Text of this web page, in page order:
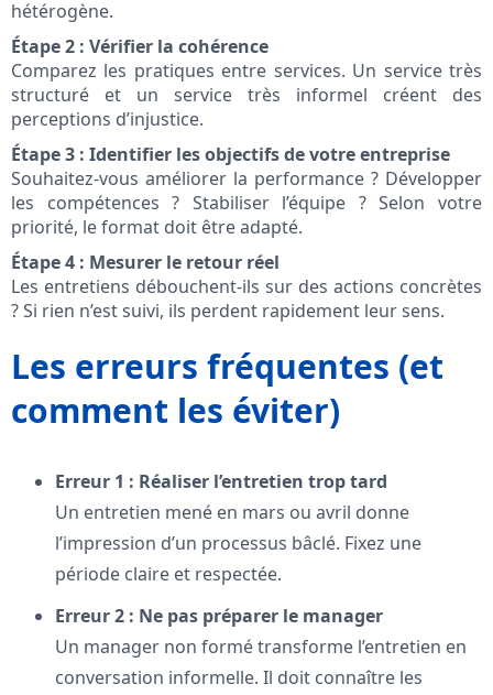
hétérogène.
Étape 2 : Vérifier la cohérence
Comparez les pratiques entre services. Un service très
structuré et un service très informel créent des
perceptions d’injustice.
Étape 3 : Identifier les objectifs de votre entreprise
Souhaitez-vous améliorer la performance ? Développer
les compétences ? Stabiliser l’équipe ? Selon votre
priorité, le format doit être adapté.
Étape 4 : Mesurer le retour réel
Les entretiens débouchent-ils sur des actions concrètes
? Si rien n’est suivi, ils perdent rapidement leur sens.
Les erreurs fréquentes (et
comment les éviter)
Erreur 1 : Réaliser l’entretien trop tard
Un entretien mené en mars ou avril donne
l’impression d’un processus bâclé. Fixez une
période claire et respectée.
Erreur 2 : Ne pas préparer le manager
Un manager non formé transforme l’entretien en
conversation informelle. Il doit connaître les